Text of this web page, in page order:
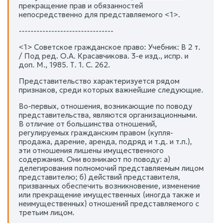
прекращение прав и обязанностей
непосредственно для представляемого <1>.
--------------------------------
<1> Советское гражданское право: Учебник: В 2 т.
/ Под ред. О.А. Красавчикова. 3-е изд., испр. и
доп. М., 1985. Т. 1. С. 262.
Представительство характеризуется рядом
признаков, среди которых важнейшие следующие.
Во-первых, отношения, возникающие по поводу
представительства, являются организационными.
В отличие от большинства отношений,
регулируемых гражданским правом (купля-
продажа, дарение, аренда, подряд и т.д. и т.п.),
эти отношения лишены имущественного
содержания. Они возникают по поводу: а)
делегирования полномочий представляемым лицом
представителю; б) действий представителя,
призванных обеспечить возникновение, изменение
или прекращение имущественных (иногда также и
неимущественных) отношений представляемого с
третьим лицом.